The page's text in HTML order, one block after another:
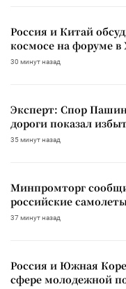
Россия и Китай
космосе на форуме в
30 минут назад
Эксперт: Спор
дороги показал
35 минут назад
Минпромторг
российские
37 минут назад
Россия и Южная
сфере молодежной